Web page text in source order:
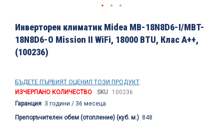
към
началото
на
галерия
със
Инверторен климатик Midea MB-18N8D6-I/MBT-
18N8D6-O Mission II WiFi, 18000 BTU, Клас A++,
(100236)
БЪДЕТЕ ПЪРВИЯТ ОЦЕНИЛ ТОЗИ ПРОДУКТ
ИЗЧЕРПАНО КОЛИЧЕСТВО
SKU
100236
Гаранция 3 години / 36 месеца
Препоръчителен обем (отопление) (куб. м.) 848